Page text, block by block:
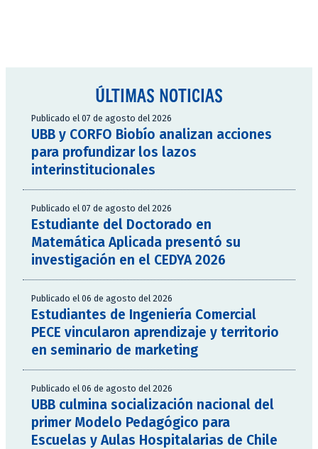
ÚLTIMAS NOTICIAS
Publicado el 07 de agosto del 2026
UBB y CORFO Biobío analizan acciones
para profundizar los lazos
interinstitucionales
Publicado el 07 de agosto del 2026
Estudiante del Doctorado en
Matemática Aplicada presentó su
investigación en el CEDYA 2026
Publicado el 06 de agosto del 2026
Estudiantes de Ingeniería Comercial
PECE vincularon aprendizaje y territorio
en seminario de marketing
Publicado el 06 de agosto del 2026
UBB culmina socialización nacional del
primer Modelo Pedagógico para
Escuelas y Aulas Hospitalarias de Chile